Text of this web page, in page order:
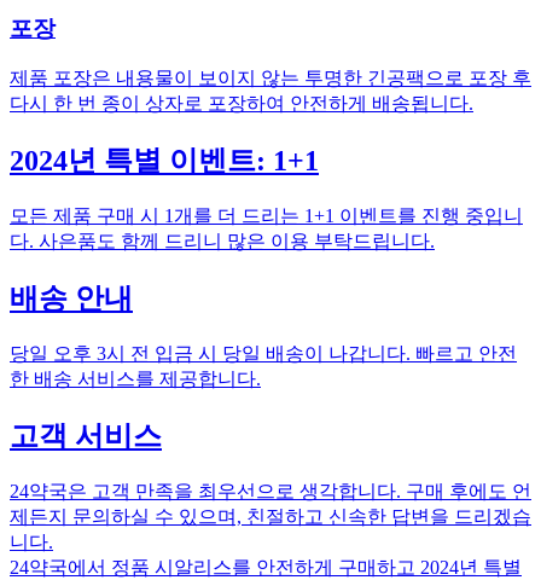
포장
제품 포장은 내용물이 보이지 않는 투명한 긴공팩으로 포장 후
다시 한 번 종이 상자로 포장하여 안전하게 배송됩니다.
2024년 특별 이벤트: 1+1
모든 제품 구매 시 1개를 더 드리는 1+1 이벤트를 진행 중입니
다. 사은품도 함께 드리니 많은 이용 부탁드립니다.
배송 안내
당일 오후 3시 전 입금 시 당일 배송이 나갑니다. 빠르고 안전
한 배송 서비스를 제공합니다.
고객 서비스
24약국은 고객 만족을 최우선으로 생각합니다. 구매 후에도 언
제든지 문의하실 수 있으며, 친절하고 신속한 답변을 드리겠습
니다.
24약국에서 정품 시알리스를 안전하게 구매하고 2024년 특별